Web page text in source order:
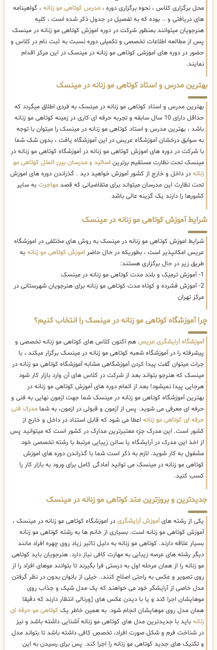
محل برگزاری کلاس ، نحوه برگزاری دوره ، مدرس کوتاهی مو زنانه ، گواهینامه
های دریافتی و .. بوده که به تفصیل در جدول ذکر شده است ، کلیه
هنرجویان میتوانند بمنظور شرکت در دوره اموزش کوتاهی مو زنانه در مینسک
پس از مطالعه اطلاعات تخصصی و تکمیلی دوره نسبت به ثبت نام در کلاس و
حضور در دوره های اموزشی کوتاهی مو زنانه در مینسک در این مرکز اقدام
نمایند.
بهترین مدرس و استاد کوتاهی مو زنانه در مینسک
بهترین مدرس و استاد کوتاهی مو زنانه در مینسک به فردی اطلاق میگردد که
حداقل دارای 10 سال سابقه و تجربه حرفه ای کاری در زمینه کوتاهی مو زنانه
باشد ، بهترین مدرس و استاد کوتاهی مو زنانه در مینسک را میتوان با توجه
به سوابق درخشان آموزشگاه عریس در این آموزشگاه یافت ، بدون شک شما
با شرکت در دوره های اموزش کوتاهی مو زنانه در آموزشگاه کوتاهی مو زنانه در
مینسک تحت نظارت مستقیم برترین اساتید و مدرسان بین الملل کوتاهی مو
زنانه در داخل و خارج از کشور آموزش خواهید دید . گذراندن دوره های اموزش
تحت نظارت این مدرسان میتواند برای متقاضیانی که قصد مهاجرت به سایر
کشورها را دارند یک گزینه عالی باشد
شرایط آموزش کوتاهی مو زنانه در مینسک
شرایط اموزش کوتاهی مو زنانه در مینسک به روش های مختلفی در اموزشگاه
عریس امکانپذیر است ، بطوریکه در حال حاضر اموزش کوتاهی مو زنانه به
طریق زیر در حال برگزاری هستند:
1- آموزش ترمیک و بلند مدت کوتاهی مو زنانه در مینسک
2- آموزش فشرده و کوتاه مدت کوتاهی مو زنانه برای هنرجویان شهرستانی در
مرکز تهران
چرا آموزشگاه کوتاهی مو زنانه در مینسک را انتخاب کنیم؟
آموزشگاه آرایشگری عریس هم اکنون کلاس های کوتاهی مو زنانه تخصصی و
پیشرفته را در آموزشگاه شعبه کوتاهی مو زنانه در مینسک برگزار میکند ، با
جرات میتوان گفت پیدا کردن آموزشگاهی مشابه آموزشگاه کوتاهی مو زنانه در
مینسک که هنرجو بتواند بعد از شرکت در کلاس های آن وارد بازار کار شود
هرجایی پیدا نمیشود! بعد از اتمام دوره های آموزش کوتاهی مو زنانه در
بهترین آموزشگاه کوتاهی مو زنانه در مینسک شما جهت ازمون نهایی به فنی و
حرفه ای معرفی می شوید. پس از آزمون و قبولی در ازمون، به شما مدرک فنی
حرفه ای کوتاهی مو زنانه اعطا می شود که قابل استناد در داخل و خارج از
کشور است. این مدرک جزء معتبرترین مدارک در کشور است که میتوانید پس
از اخذ این مدرک در آرایشگاه یا سالن زیبایی مرتبط با رشته تخصصی خود
مشغول به کار شوید. لازم به ذکر است شما با گذراندن دوره های اموزش
کوتاهی مو زنانه در مینسک می توانید آمادگی کامل برای ورود به بازار کار را
کسب کنید.
جدیدترین و بروزترین متد کوتاهی مو زنانه در مینسک
یکی از رشته هایآموزش آرایشگری در اموزشگاه کوتاهی مو زنانه در مینسک ،
آموزش کوتاهی مو زنانه است. بسیاری از خانم ها به رشته کوتاهی مو زنانه
بسیار علاقه دارند. کوتاهی مو زنانه به دلیل تاثیر زیاد روی چهره افراد مانند
دیگر رشته های عرصه زیبایی به مهارت کافی نیاز دارد. هنرجویان باید کوتاهی
مو زنانه را از همان مرحله اول به درستی فرا بگیرند تا بتوانند موهای افراد را از
روی تصویر و عکس به راحتی اصلاح کنند.. خیلی از بانوان بدون در نظر گرفتن
مدل خاصی از آرایشگر خود می خواهند که یک مدل شیک و جذاب روی
موهایشان اجرا کند و یا با دیدن عکس های ژورنالی انتظار دارند که دقیقا
همان مدل روی موهایشان انجام شود. به همین خاطر یک کوتاهی مو حرفه ای
زنانه باید با جدیدترین مدل های کوتاهی مو زنانه آشنایی داشته باشد و نیز
در شناخت فرم و شکل صورت افراد، تخصص کافی داشته باشد تا بتواند مدل
و تکنیک های جدید کوتاهی مو زنانه را اجرا کند. پس برای رسیدن به این